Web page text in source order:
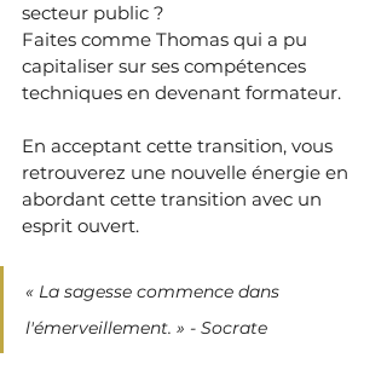
secteur public ?
Faites comme Thomas qui a pu
capitaliser sur ses compétences
techniques en devenant formateur.
En acceptant cette transition, vous
retrouverez une nouvelle énergie en
abordant cette transition avec un
esprit ouvert.
« La sagesse commence dans
l'émerveillement. » - Socrate